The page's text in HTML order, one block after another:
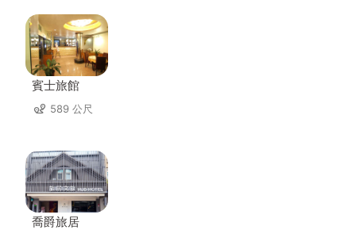
賓士旅館
589 公尺
喬爵旅居